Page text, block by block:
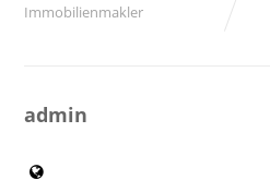
Immobilienmakler
admin